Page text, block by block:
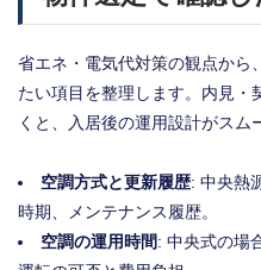
省エネ・電気代対策の観点から
たい項目を整理します。内見・
くと、入居後の運用設計がスム
空調方式と更新履歴: 中央熱
時期、メンテナンス履歴。
空調の運用時間: 中央式の場